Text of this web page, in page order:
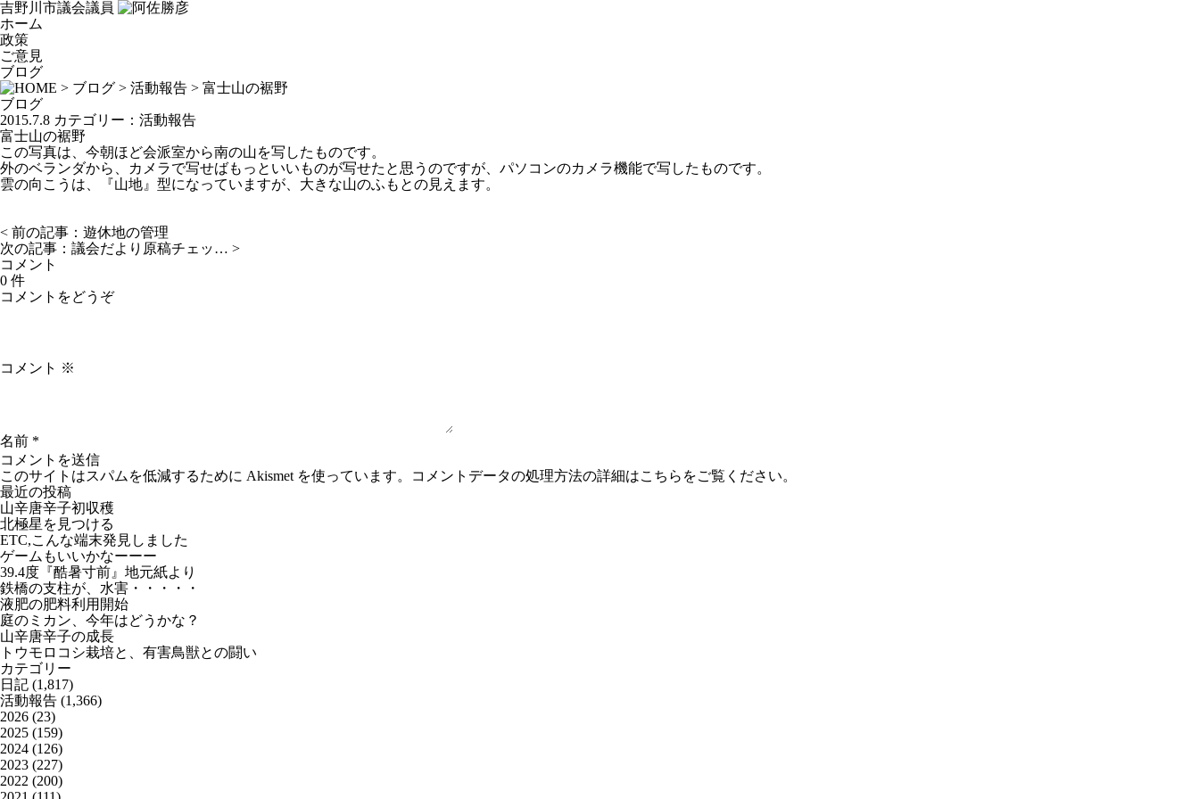
吉野川市議会議員
ホーム
政策
ご意見
ブログ
> ブログ > 活動報告 > 富士山の裾野
ブログ
2015.7.8 カテゴリー： 活動報告
富士山の裾野
この写真は、今朝ほど会派室から南の山を写したものです。
外のベランダから、カメラで写せばもっといいものが写せたと思うのですが、パソコンのカメラ機能で写したものです。
雲の向こうは、『山地』型になっていますが、大きな山のふもとの見えます。
< 前の記事： 遊休地の管理
次の記事： 議会だより原稿チェッ… >
コメント
0 件
コメントをどうぞ
コメント ※
名前 *
このサイトはスパムを低減するために Akismet を使っています。 コメントデータの処理方法の詳細はこちらをご覧ください。
最近の投稿
山辛唐辛子初収穫
北極星を見つける
ETC,こんな端末発見しました
ゲームもいいかなーーー
39.4度『酷暑寸前』地元紙より
鉄橋の支柱が、水害・・・・・
液肥の肥料利用開始
庭のミカン、今年はどうかな？
山辛唐辛子の成長
トウモロコシ栽培と、有害鳥獣との闘い
カテゴリー
日記 (1,817)
活動報告 (1,366)
2026 (23)
2025 (159)
2024 (126)
2023 (227)
2022 (200)